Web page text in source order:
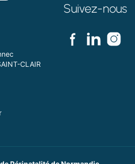
CLAIR
Suivez-nous